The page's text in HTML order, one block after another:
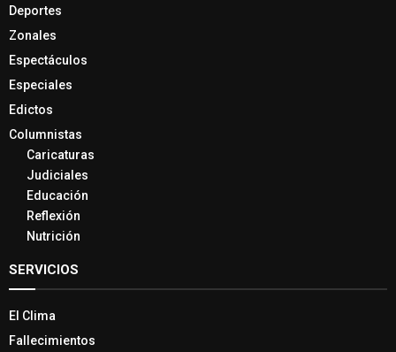
Deportes
Zonales
Espectáculos
Especiales
Edictos
Columnistas
Caricaturas
Judiciales
Educación
Reflexión
Nutrición
SERVICIOS
El Clima
Fallecimientos